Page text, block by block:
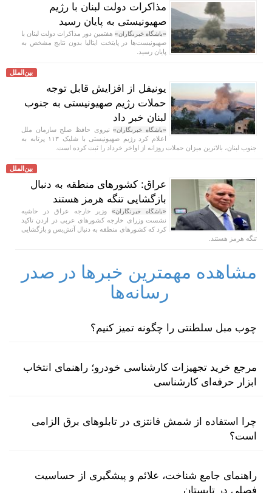
مذاکرات دولت لبنان با رژیم
صهیونیستی به پایان رسید
«باشگاه خبرنگاران» هفتمین دور مذاکرات دولت لبنان با
صهیونیست‌ها در پایتخت ایتالیا بدون نتایج مشخص به
پایان رسید.
بین‌الملل
یونیفل از افزایش قابل توجه
حملات رژیم صهیونیستی به جنوب
لبنان خبر داد
«باشگاه خبرنگاران»نیروی حافظ صلح سازمان ملل
اعلام کرد رژیم صهیونیستی با شلیک ۱۱۳ پرتابه به
جنوب لبنان، بالاترین میزان حملات روزانه از اواخر خرداد را ثبت کرده است.
بین‌الملل
عراق: کشور‌های منطقه به دنبال
بازگشایی تنگه هرمز هستند
«باشگاه خبرنگاران»وزیر خارجه عراق در حاشیه
نشست وزرای خارجه کشور‌های عربی در اردن تاکید
کرد که کشور‌های منطقه به دنبال آتش‌بس و بازگشایی
تنگه هرمز هستند.
مشاهده مهمترین خبرها در صدر
رسانه‌ها
چوب مبل سلطنتی را چگونه تمیز کنیم؟
مرجع خرید تجهیزات کارشناسی خودرو؛ راهنمای انتخاب
ابزار حرفه‌ای کارشناسی
چرا استفاده از شمش فانتزی در تابلوهای برق الزامی
است؟
راهنمای جامع شناخت، علائم و پیشگیری از حساسیت
فصلی در تابستان